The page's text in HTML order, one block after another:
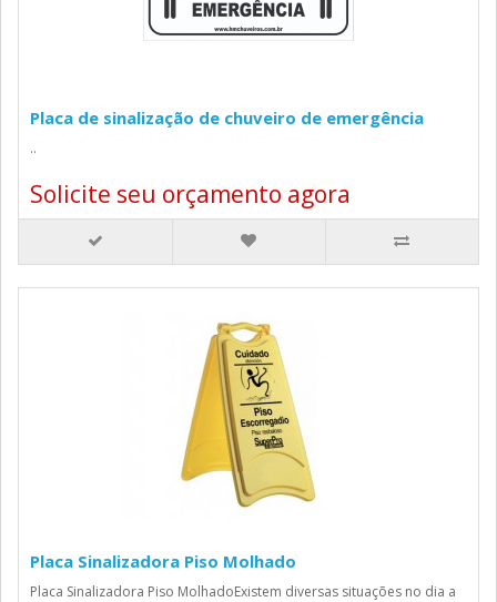
Placa de sinalização de chuveiro de emergência
..
Solicite seu orçamento agora
Placa Sinalizadora Piso Molhado
Placa Sinalizadora Piso MolhadoExistem diversas situações no dia a